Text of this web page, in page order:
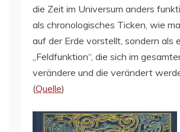
die Zeit im Universum anders
als chronologisches Ticken, wie
auf der Erde vorstellt, sondern als
„Feldfunktion“, die sich im
verändere und die verändert
(Quelle)